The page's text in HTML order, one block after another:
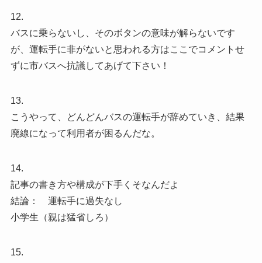
12.
バスに乗らないし、そのボタンの意味が解らないです
が、運転手に非がないと思われる方はここでコメントせ
ずに市バスへ抗議してあげて下さい！
13.
こうやって、どんどんバスの運転手が辞めていき、結果
廃線になって利用者が困るんだな。
14.
記事の書き方や構成が下手くそなんだよ
結論： 運転手に過失なし
小学生（親は猛省しろ）
15.